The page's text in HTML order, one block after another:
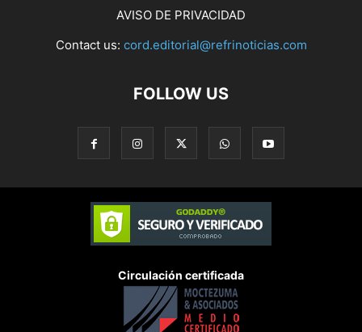
AVISO DE PRIVACIDAD
Contact us: cord.editorial@refrinoticias.com
FOLLOW US
Circulación certificada